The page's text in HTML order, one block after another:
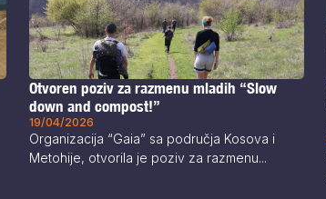
Otvoren poziv za razmenu mladih “Slow
down and compost!”
19/04/2026
Organizacija “Gaia” sa područja Kosova i
Metohije, otvorila je poziv za razmenu...